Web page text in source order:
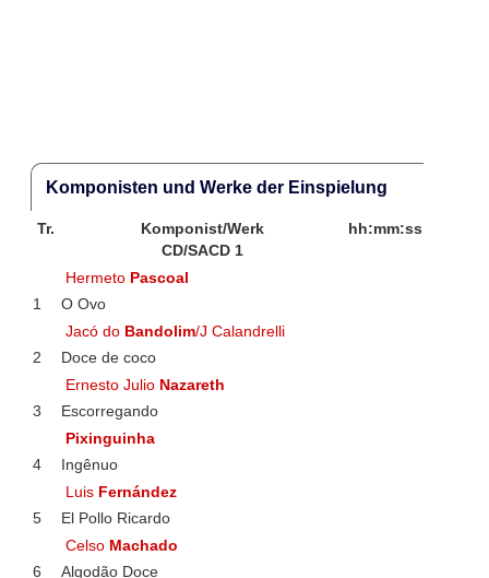
Komponisten und Werke der Einspielung
Tr. Komponist/Werk
hh:mm:ss
CD/SACD 1
Hermeto Pascoal
1
O Ovo
Jacó do Bandolim/J Calandrelli
2
Doce de coco
Ernesto Julio Nazareth
3
Escorregando
Pixinguinha
4
Ingênuo
Luis Fernández
5
El Pollo Ricardo
Celso Machado
6
Algodão Doce